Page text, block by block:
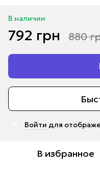
В наличии
792 грн 880
Войти для
В избранное